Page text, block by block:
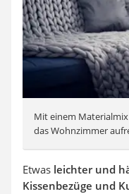
Mit einem
das Wohnzimmer
Etwas leichter und
Kissenbezüge und